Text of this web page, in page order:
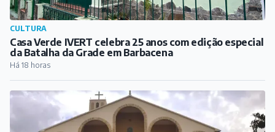
CULTURA
Casa Verde IVERT celebra 25 anos com edição especial
da Batalha da Grade em Barbacena
Há 18 horas